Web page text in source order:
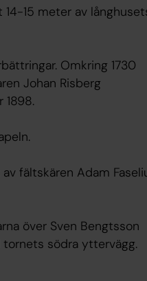
15 meter av
Omkring 1730
Johan Risberg
1898.
fältskären Adam
över Sven Bengtsson
tornets södra yttervägg.